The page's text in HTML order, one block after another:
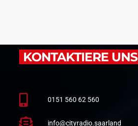
KONTAKTIERE UNS
0151 560 62 560
info@cityradio.saarland